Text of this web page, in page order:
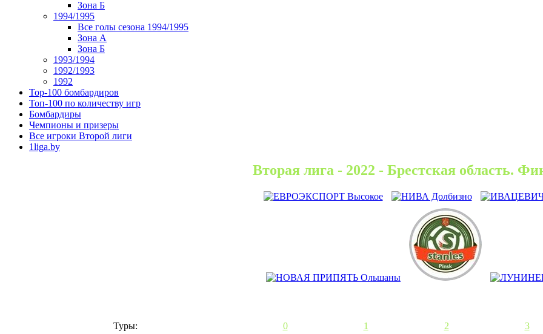
Зона Б
1994/1995
Все голы сезона 1994/1995
Зона А
Зона Б
1993/1994
1992/1993
1992
Top-100 бомбардиров
Топ-100 по количеству игр
Бомбардиры
Чемпионы и призеры
Все игроки Второй лиги
1liga.by
Вторая лига - 2022 - Брестская область.
Туры: 0 1 2 3